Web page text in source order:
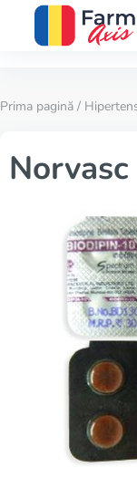
Prima pagină /
Norvasc